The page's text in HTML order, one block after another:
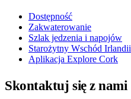
Dostępność
Zakwaterowanie
Szlak jedzenia i napojów
Starożytny Wschód Irlandii
Aplikacja Explore Cork
Skontaktuj się z nami